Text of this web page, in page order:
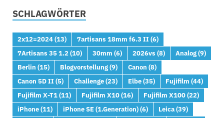
SCHLAGWÖRTER
2x12=2024(13) 7artisans 18mm f6.3 II (6)
7Artisans 35 1.2(10) 30mm (6) 2026vs (8) Analog(9)
Berlin (15) Blogvorstellung(9) Canon (8)
Canon 5D II (5) Challenge(23) Elbe(35) Fujifilm (44)
Fujifilm X-T1(11) Fujifilm X10(16) Fujifilm X100(22)
iPhone(11) iPhone SE (1.Generation)(6) Leica(39)